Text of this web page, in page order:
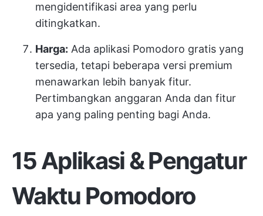
mengidentifikasi area yang perlu
ditingkatkan.
Harga: Ada aplikasi Pomodoro gratis yang
tersedia, tetapi beberapa versi premium
menawarkan lebih banyak fitur.
Pertimbangkan anggaran Anda dan fitur
apa yang paling penting bagi Anda.
15 Aplikasi & Pengatur
Waktu Pomodoro